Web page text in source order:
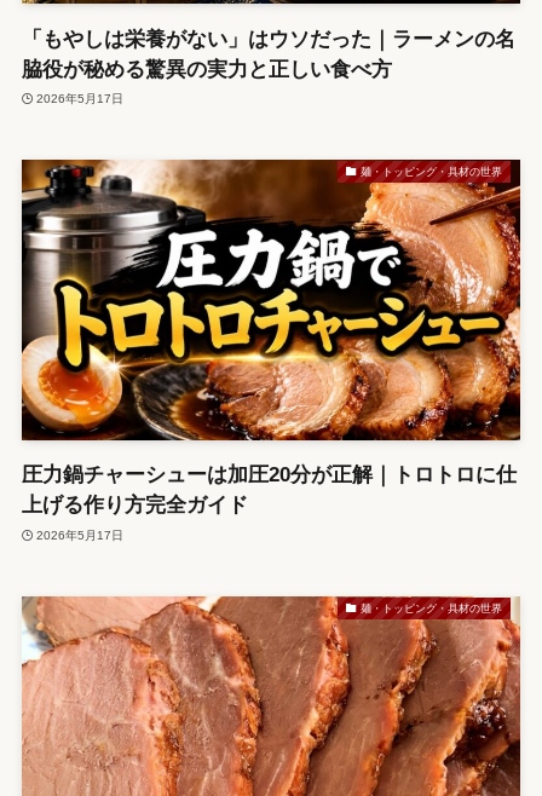
「もやしは栄養がない」はウソだった｜ラーメンの名
脇役が秘める驚異の実力と正しい食べ方
2026年5月17日
麺・トッピング・具材の世界
圧力鍋チャーシューは加圧20分が正解｜トロトロに仕
上げる作り方完全ガイド
2026年5月17日
麺・トッピング・具材の世界